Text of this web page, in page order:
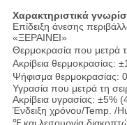
Χαρακτηριστικά
Επίδειξη άνεσης
«ΞΕΡΑΙΝΕΙ»
Θερμοκρασία που
Ακρίβεια
Ψήφισμα
Υγρασία που μετρά τη
Ακρίβεια υγρασίας: ±5%
Ένδειξη χρόνου/Temp. /